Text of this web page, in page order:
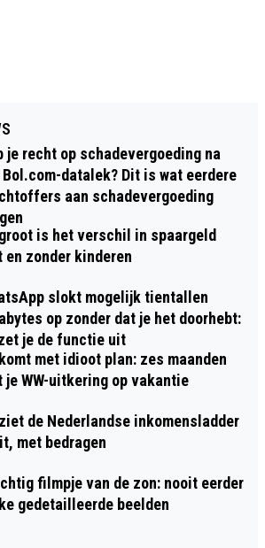
je recht op schadevergoeding na
Bol.com-datalek? Dit is wat eerdere
aan schadevergoeding
is het verschil in spaargeld
en zonder kinderen
slokt mogelijk tientallen
op zonder dat je het doorhebt:
je de functie uit
met idioot plan: zes maanden
je WW-uitkering op vakantie
de Nederlandse inkomensladder
met bedragen
filmpje van de zon: nooit eerder
gedetailleerde beelden